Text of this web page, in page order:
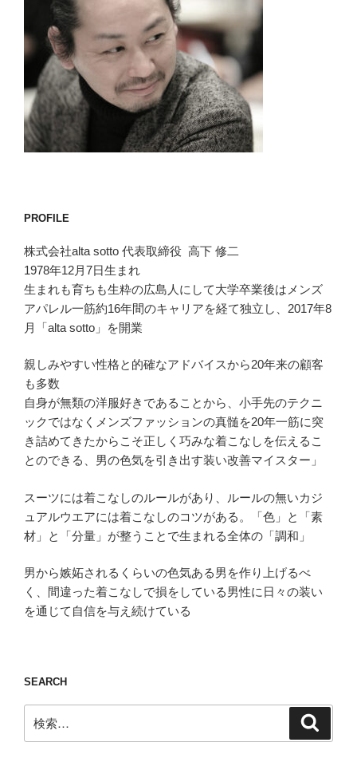
PROFILE
株式会社alta sotto 代表取締役 高下 修二
1978年12月7日生まれ
生まれも育ちも生粋の広島人にして大学卒業後はメンズ
アパレル一筋約16年間のキャリアを経て独立し、2017年8
月「alta sotto」を開業
親しみやすい性格と的確なアドバイスから20年来の顧客
も多数
自身が無類の洋服好きであることから、小手先のテクニ
ックではなくメンズファッションの真髄を20年一筋に突
き詰めてきたからこそ正しく巧みな着こなしを伝えるこ
とのできる、男の色気を引き出す装い改善マイスター」
スーツには着こなしのルールがあり、ルールの無いカジ
ュアルウエアには着こなしのコツがある。「色」と「素
材」と「分量」が整うことで生まれる全体の「調和」
男から嫉妬されるくらいの色気ある男を作り上げるべ
く、間違った着こなしで損をしている男性に日々の装い
を通じて自信を与え続けている
SEARCH
索: